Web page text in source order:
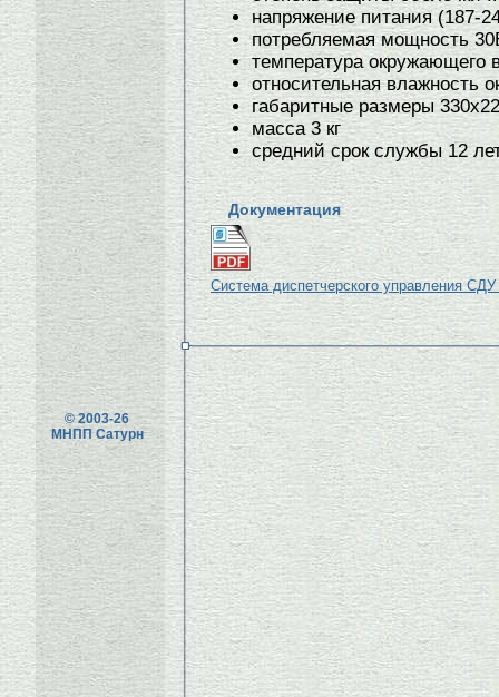
напряжение питания (187-
потребляемая мощность
температура окружающего
относительная влажность
габаритные размеры
масса 3 кг
средний срок службы 12
Документация
Система диспетчерского управления
© 2003-26
МНПП Сатурн